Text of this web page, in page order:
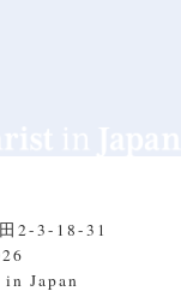
2-3-18-31
Japan